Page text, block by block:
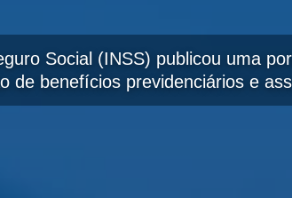
Social (INSS) publicou uma
de benefícios previdenciários e